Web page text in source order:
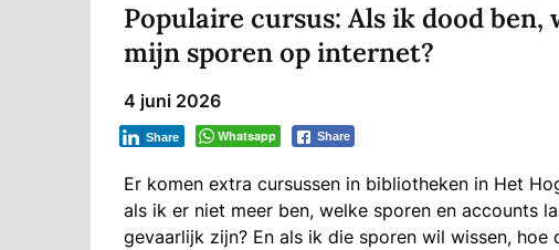
Populaire cursus: Als ik dood
mijn sporen op internet?
4 juni 2026
Whatsapp Share
Share
Er komen extra cursussen in bibliotheken in Het
als ik er niet meer ben, welke sporen en accounts
gevaarlijk zijn? En als ik die sporen wil wissen, hoe